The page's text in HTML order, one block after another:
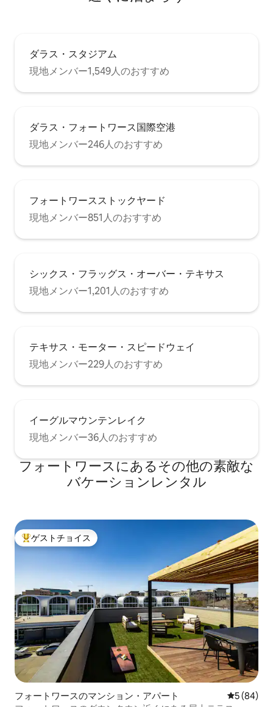
ダラス・スタジアム
現地メンバー1,549人のおすすめ
ダラス・フォートワース国際空港
現地メンバー246人のおすすめ
フォートワースストックヤード
現地メンバー851人のおすすめ
シックス・フラッグス・オーバー・テキサス
現地メンバー1,201人のおすすめ
テキサス・モーター・スピードウェイ
現地メンバー229人のおすすめ
イーグルマウンテンレイク
現地メンバー36人のおすすめ
フォートワースにあるその他の素敵な
バケーションレンタル
大好評のゲストチョイスです。
ゲストチョイス
フォートワースのマンション・アパート レビュー
5 (84)